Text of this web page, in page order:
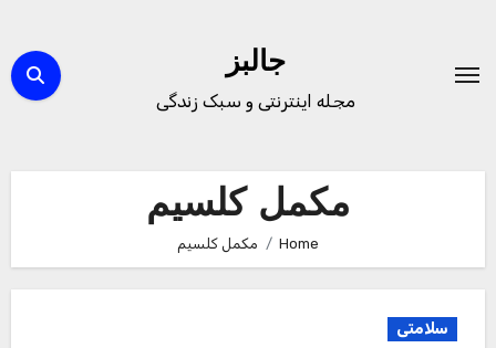
content
جالبز
مجله اینترنتی و سبک زندگی
مکمل کلسیم
Home مکمل کلسیم
سلامتی